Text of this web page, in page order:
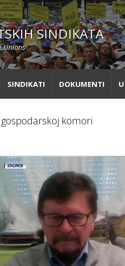
SINDIKATA
Unions
SINDIKATI DOKUMENTI
komori